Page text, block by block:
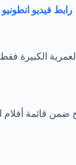
رابط فيديو
أفلام الثلاثي